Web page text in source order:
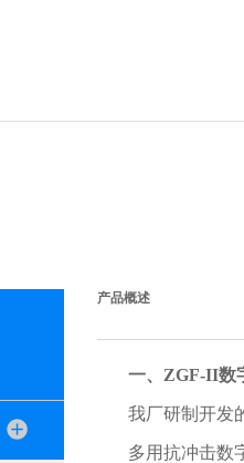
产品概述
一、 ZGF-II数
我厂研制开发
多用抗冲击数